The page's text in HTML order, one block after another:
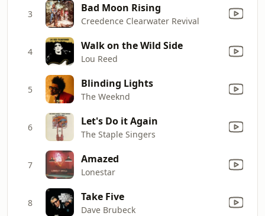
3 Bad Moon Rising
Creedence Clearwater Revival
4 Walk on the Wild Side
Lou Reed
5 Blinding Lights
The Weeknd
6 Let's Do it Again
The Staple Singers
7 Amazed
Lonestar
8 Take Five
Dave Brubeck